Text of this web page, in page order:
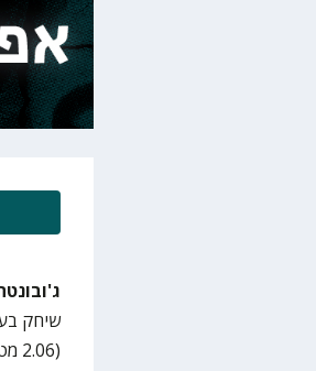
(2.06 מטרים): מי אתה ג'ובונטה רדיק?